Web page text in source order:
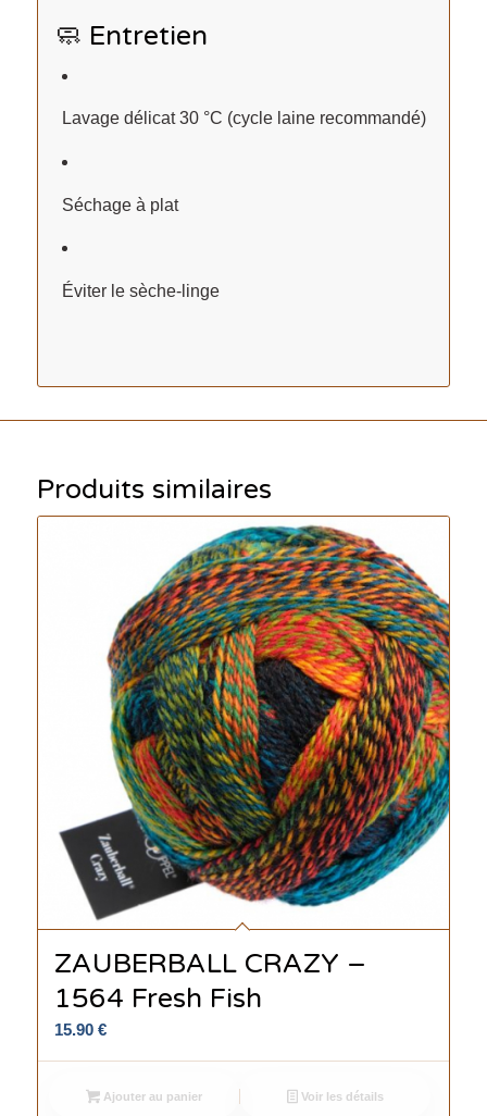
🧼 Entretien
Lavage délicat 30 °C (cycle laine recommandé)
Séchage à plat
Éviter le sèche-linge
Produits similaires
ZAUBERBALL CRAZY –
1564 Fresh Fish
15.90 €
Ajouter au panier Voir les détails